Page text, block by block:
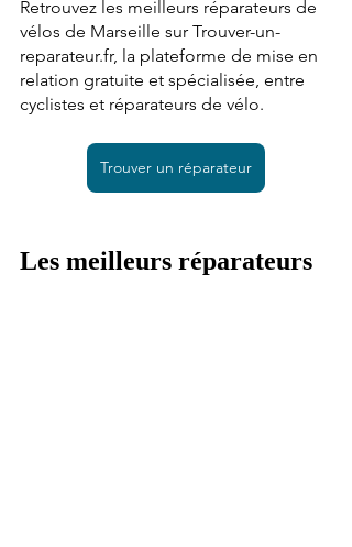
Retrouvez les meilleurs réparateurs de
vélos de Marseille sur Trouver-un-
reparateur.fr, la plateforme de mise en
relation gratuite et spécialisée, entre
cyclistes et réparateurs de vélo.
Trouver un réparateur
Les meilleurs réparateurs